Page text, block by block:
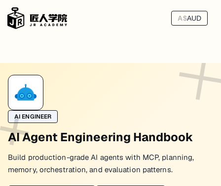
A$AUD
实战四：多 Agent 调研团队
多 Agent 最适合用来做什么？我觉得“调研 + 成稿”就是一个非常典型
调研更看重覆盖面、事实准确性和信息来源
写作更看重结构、可读性和表达节奏
把它们都交给一个 Agent，当然也能做，但经常会出现两种问题：要
如果你后面想把它做成能被 Google 更容易索引的内容生产流程，这
AI ENGINEER
AI Agent Engineering Handbook
Build production-grade AI agents with MCP, planning,
memory, orchestration, and evaluation patterns.